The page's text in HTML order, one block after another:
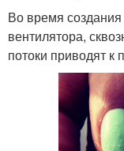
Во время
вентилятора,
потоки приводят к